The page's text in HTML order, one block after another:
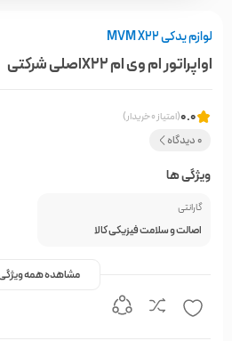
لوازم یدکی MVM X22
اواپراتور ام وی ام X22اصلی شرکتی
0.0(امتیاز 0 خریدار)
0 دیدگاه
ویژگی ها
گارانتی
اصالت و سلامت فیزیکی کالا
مشاهده همه